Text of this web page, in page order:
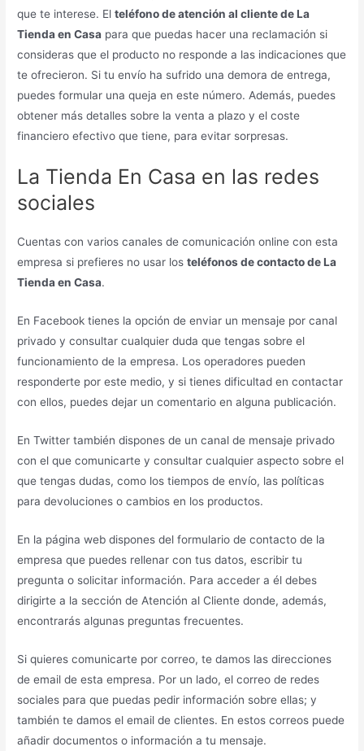
que te interese. Elteléfono de atención al cliente de La
Tienda en Casa para que puedas hacer una reclamación si
consideras que el producto no responde a las indicaciones que
te ofrecieron. Si tu envío ha sufrido una demora de entrega,
puedes formular una queja en este número. Además, puedes
obtener más detalles sobre la venta a plazo y el coste
financiero efectivo que tiene, para evitar sorpresas.
La Tienda En Casa en las redes
sociales
Cuentas con varios canales de comunicación online con esta
empresa si prefieres no usar losteléfonos de contacto de La
Tienda en Casa.
En Facebook tienes la opción de enviar un mensaje por canal
privado y consultar cualquier duda que tengas sobre el
funcionamiento de la empresa. Los operadores pueden
responderte por este medio, y si tienes dificultad en contactar
con ellos, puedes dejar un comentario en alguna publicación.
En Twitter también dispones de un canal de mensaje privado
con el que comunicarte y consultar cualquier aspecto sobre el
que tengas dudas, como los tiempos de envío, las políticas
para devoluciones o cambios en los productos.
En la página web dispones del formulario de contacto de la
empresa que puedes rellenar con tus datos, escribir tu
pregunta o solicitar información. Para acceder a él debes
dirigirte a la sección de Atención al Cliente donde, además,
encontrarás algunas preguntas frecuentes.
Si quieres comunicarte por correo, te damos las direcciones
de email de esta empresa. Por un lado, el correo de redes
sociales para que puedas pedir información sobre ellas; y
también te damos el email de clientes. En estos correos puede
añadir documentos o información a tu mensaje.